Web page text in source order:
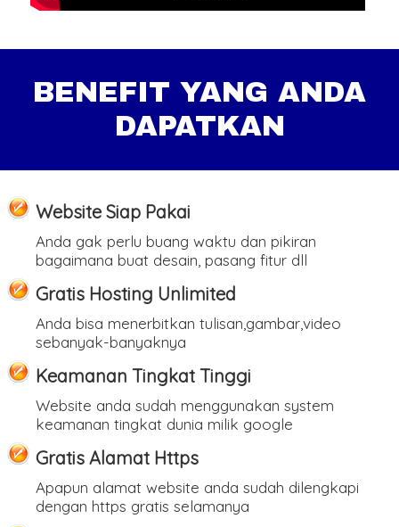
BENEFIT YANG ANDA
DAPATKAN
Website Siap Pakai
Anda gak perlu buang waktu dan pikiran
bagaimana buat desain, pasang fitur dll
Gratis Hosting Unlimited
Anda bisa menerbitkan tulisan,gambar,video
sebanyak-banyaknya
Keamanan Tingkat Tinggi
Website anda sudah menggunakan system
keamanan tingkat dunia milik google
Gratis Alamat Https
Apapun alamat website anda sudah dilengkapi
dengan https gratis selamanya